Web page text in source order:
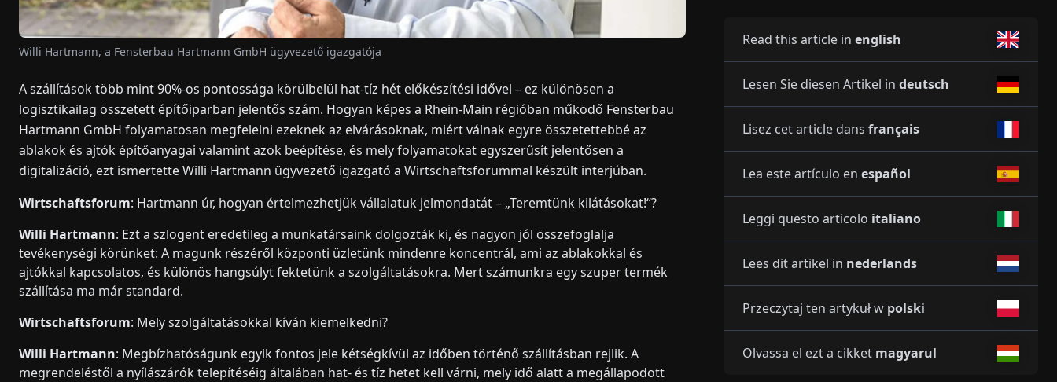
Willi Hartmann, a Fensterbau Hartmann GmbH ügyvezető igazgatója
A szállítások több mint 90%-os pontossága körülbelül hat-tíz hét előkészítési idővel – ez különösen a
logisztikailag összetett építőiparban jelentős szám. Hogyan képes a Rhein-Main régióban működő Fensterbau
Hartmann GmbH folyamatosan megfelelni ezeknek az elvárásoknak, miért válnak egyre összetettebbé az
ablakok és ajtók építőanyagai valamint azok beépítése, és mely folyamatokat egyszerűsít jelentősen a
digitalizáció, ezt ismertette Willi Hartmann ügyvezető igazgató a Wirtschaftsforummal készült interjúban.
Wirtschaftsforum: Hartmann úr, hogyan értelmezhetjük vállalatuk jelmondatát – „Teremtünk kilátásokat!“?
Willi Hartmann: Ezt a szlogent eredetileg a munkatársaink dolgozták ki, és nagyon jól összefoglalja
tevékenységi körünket: A magunk részéről központi üzletünk mindenre koncentrál, ami az ablakokkal és
ajtókkal kapcsolatos, és különös hangsúlyt fektetünk a szolgáltatásokra. Mert számunkra egy szuper termék
szállítása ma már standard.
Wirtschaftsforum: Mely szolgáltatásokkal kíván kiemelkedni?
Willi Hartmann: Megbízhatóságunk egyik fontos jele kétségkívül az időben történő szállításban rejlik. A
megrendeléstől a nyílászárók telepítéséig általában hat- és tíz hetet kell várni, mely idő alatt a megállapodott
Read this article in english
Lesen Sie diesen Artikel in deutsch
Lisez cet article dans français
Lea este artículo en español
Leggi questo articolo italiano
Lees dit artikel in nederlands
Przeczytaj ten artykuł w polski
Olvassa el ezt a cikket magyarul